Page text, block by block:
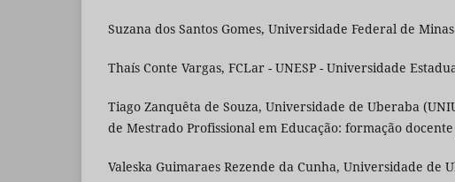
Suzana dos Santos Gomes, Universidade Federal de
Thaís Conte Vargas, FCLar - UNESP - Universidade
Tiago Zanquêta de Souza, Universidade de Uberaba
de Mestrado Profissional em Educação: formação
Valeska Guimaraes Rezende da Cunha, Universidade de